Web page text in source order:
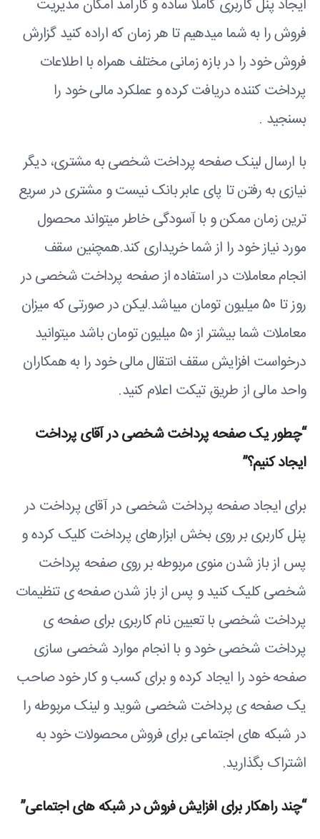
ایجاد پنل کاربری کاملا ساده و کارآمد امکان مدیریت
فروش را به شما میدهیم تا هر زمان که اراده کنید گزارش
فروش خود را در بازه زمانی مختلف همراه با اطلاعات
پرداخت کننده دریافت کرده و عملکرد مالی خود را
بسنجید .
با ارسال لینک صفحه پرداخت شخصی به مشتری، دیگر
نیازی به رفتن تا پای عابر بانک نیست و مشتری در سریع
ترین زمان ممکن و با آسودگی خاطر میتواند محصول
مورد نیاز خود را از شما خریداری کند.همچنین سقف
انجام معاملات در استفاده از صفحه پرداخت شخصی در
روز تا ۵۰ میلیون تومان میباشد.لیکن در صورتی که میزان
معاملات شما بیشتر از ۵۰ میلیون تومان باشد میتوانید
درخواست افزایش سقف انتقال مالی خود را به همکاران
واحد مالی از طریق تیکت اعلام کنید.
“چطور یک صفحه پرداخت شخصی در آقای پرداخت
ایجاد کنیم؟”
برای ایجاد صفحه پرداخت شخصی در آقای پرداخت در
پنل کاربری بر روی بخش ابزارهای پرداخت کلیک کرده و
پس از باز شدن منوی مربوطه بر روی صفحه پرداخت
شخصی کلیک کنید و پس از باز شدن صفحه ی تنظیمات
پرداخت شخصی با تعیین نام کاربری برای صفحه ی
پرداخت شخصی خود و با انجام موارد شخصی سازی
صفحه خود را ایجاد کرده و برای کسب و کار خود صاحب
یک صفحه ی پرداخت شخصی شوید و لینک مربوطه را
در شبکه های اجتماعی برای فروش محصولات خود به
اشتراک بگذارید.
“چند راهکار برای افزایش فروش در شبکه های اجتماعی”